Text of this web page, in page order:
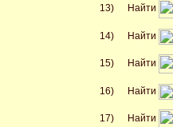
13) Найти
14) Найти
15) Найти
16) Найти
17) Найти